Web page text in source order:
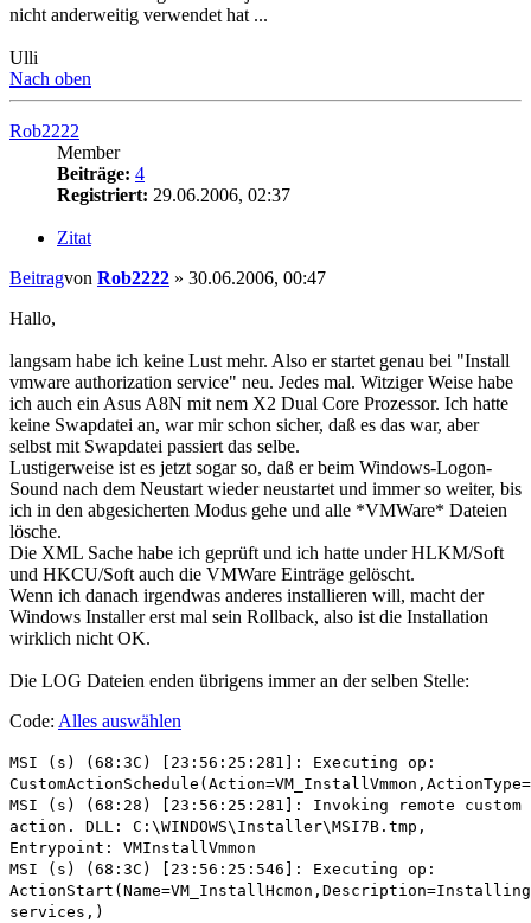
nicht anderweitig verwendet hat ...
Ulli
Nach oben
Rob2222
Member
Beiträge: 4
Registriert: 29.06.2006, 02:37
Zitat
Beitragvon Rob2222 » 30.06.2006, 00:47
Hallo,
langsam habe ich keine Lust mehr. Also er startet genau bei "Install
vmware authorization service" neu. Jedes mal. Witziger Weise habe
ich auch ein Asus A8N mit nem X2 Dual Core Prozessor. Ich hatte
keine Swapdatei an, war mir schon sicher, daß es das war, aber
selbst mit Swapdatei passiert das selbe.
Lustigerweise ist es jetzt sogar so, daß er beim Windows-Logon-
Sound nach dem Neustart wieder neustartet und immer so weiter, bis
ich in den abgesicherten Modus gehe und alle *VMWare* Dateien
lösche.
Die XML Sache habe ich geprüft und ich hatte under HLKM/Soft
und HKCU/Soft auch die VMWare Einträge gelöscht.
Wenn ich danach irgendwas anderes installieren will, macht der
Windows Installer erst mal sein Rollback, also ist die Installation
wirklich nicht OK.
Die LOG Dateien enden übrigens immer an der selben Stelle:
Code: Alles auswählen
MSI (s) (68:3C) [23:56:25:281]: Executing op:
MSI (s) (68:28) [23:56:25:281]: Invoking remote custom
action. DLL: C:\WINDOWS\Installer\MSI7B.tmp,
Entrypoint: VMInstallVmmon
MSI (s) (68:3C) [23:56:25:546]: Executing op:
ActionStart(Name=VM_InstallHcmon,Description=Installing
services,)